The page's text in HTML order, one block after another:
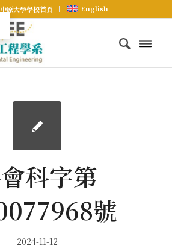
中原大學學校首頁 English
科字第
號
2024-11-12